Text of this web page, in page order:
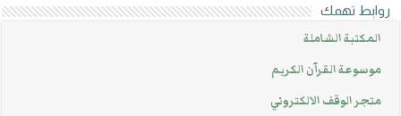
روابط تهمك
المكتبة الشاملة
موسوعة القرآن الكريم
متجر الوقف الالكتروني